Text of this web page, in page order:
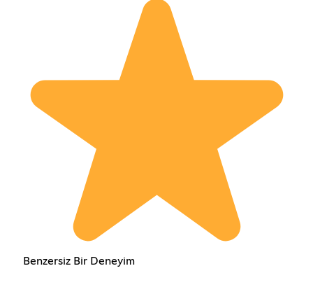
Benzersiz Bir Deneyim